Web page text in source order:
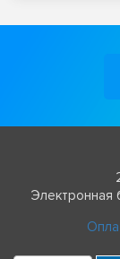
Электронная